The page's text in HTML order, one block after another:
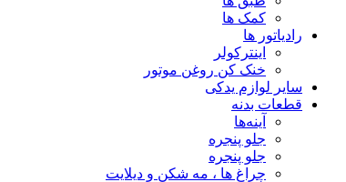
کمک ها
رادیاتور ها
اینترکولر
خنک کن روغن موتور
سایر لوازم یدکی
قطعات بدنه
آینه‌ها
جلو پنجره
جلو پنجره
چراغ‌ ها ، مه‌ شکن و دیلایت